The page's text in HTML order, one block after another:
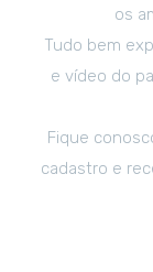
os
Tudo bem
e vídeo do
Fique
cadastro e